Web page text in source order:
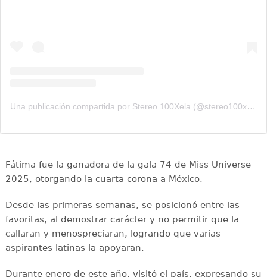
Una publicación compartida por Stereo 100Xela (@stereo100xela)
Fátima fue la ganadora de la gala 74 de Miss Universe
2025, otorgando la cuarta corona a México.
Desde las primeras semanas, se posicionó entre las
favoritas, al demostrar carácter y no permitir que la
callaran y menospreciaran, logrando que varias
aspirantes latinas la apoyaran.
Durante enero de este año, visitó el país, expresando su